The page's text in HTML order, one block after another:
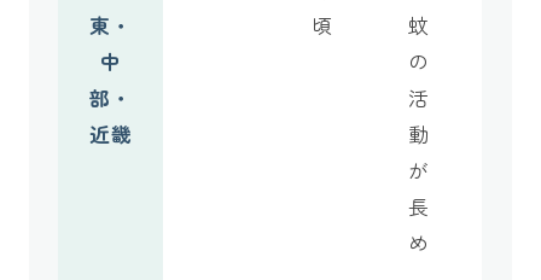
東・
中
部・
近畿
頃
蚊
の
活
動
が
長
め